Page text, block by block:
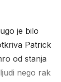
je bilo
Patrick
od stanja
nego rak